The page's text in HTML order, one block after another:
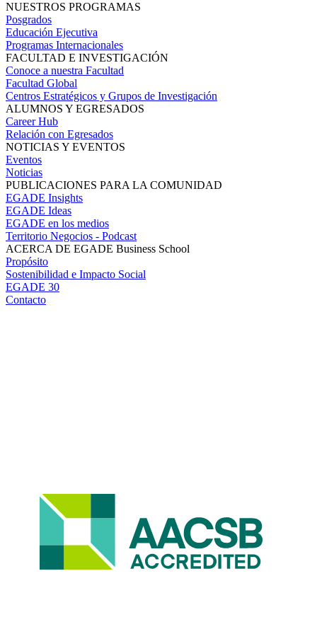
NUESTROS PROGRAMAS
Posgrados
Educación Ejecutiva
Programas Internacionales
FACULTAD E INVESTIGACIÓN
Conoce a nuestra Facultad
Facultad Global
Centros Estratégicos y Grupos de Investigación
ALUMNOS Y EGRESADOS
Career Hub
Relación con Egresados
NOTICIAS Y EVENTOS
Eventos
Noticias
PUBLICACIONES PARA LA COMUNIDAD
EGADE Insights
EGADE Ideas
EGADE en los medios
Territorio Negocios - Podcast
ACERCA DE EGADE Business School
Propósito
Sostenibilidad e Impacto Social
EGADE 30
Contacto